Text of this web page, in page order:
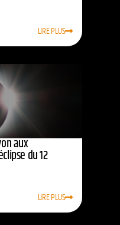
LIRE PLUS
aux
du 12
LIRE PLUS